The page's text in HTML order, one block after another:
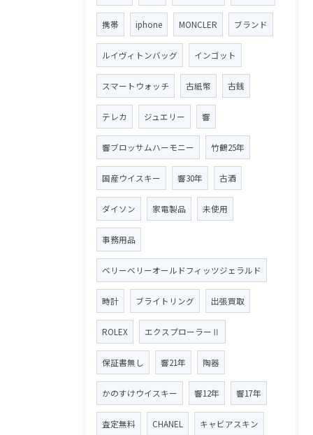
携帯 iphone MONCLER ブランド
ルイヴィトンバッグ インゴット
スマートウォッチ 古紙幣 古銭
テレカ ジュエリー 響
響ブロッサムハーモニー 竹鶴25年
国産ウイスキー 響30年 古酒
ダイソン 家電製品 未使用
事務用品
ベリーベリーオールドフィッツジェラルド
時計 ブライトリング 出張買取
ROLEX エクスプローラーⅡ
保証書無し 響21年 陶器
かのすけウイスキー 響12年 響17年
査定無料 CHANEL キャビアスキン